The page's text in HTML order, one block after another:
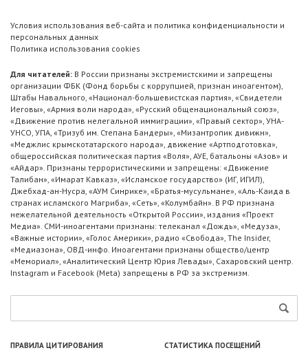
Условия использования веб-сайта и политика конфиденциальности и
персональных данных
Политика использования cookies
Для читателей: В России признаны экстремистскими и запрещены
организации ФБК (Фонд борьбы с коррупцией, признан иноагентом),
Штабы Навального, «Национал-большевистская партия», «Свидетели
Иеговы», «Армия воли народа», «Русский общенациональный союз»,
«Движение против нелегальной иммиграции», «Правый сектор», УНА-
УНСО, УПА, «Тризуб им. Степана Бандеры», «Мизантропик дивижн»,
«Меджлис крымскотатарского народа», движение «Артподготовка»,
общероссийская политическая партия «Воля», АУЕ, батальоны «Азов» и
«Айдар». Признаны террористическими и запрещены: «Движение
Талибан», «Имарат Кавказ», «Исламское государство» (ИГ, ИГИЛ),
Джебхад-ан-Нусра, «АУМ Синрике», «Братья-мусульмане», «Аль-Каида в
странах исламского Магриба», «Сеть», «Колумбайн». В РФ признана
нежелательной деятельность «Открытой России», издания «Проект
Медиа». СМИ-иноагентами признаны: телеканал «Дождь», «Медуза»,
«Важные истории», «Голос Америки», радио «Свобода», The Insider,
«Медиазона», ОВД-инфо. Иноагентами признаны общество/центр
«Мемориал», «Аналитический Центр Юрия Левады», Сахаровский центр.
Instagram и Facebook (Metа) запрещены в РФ за экстремизм.
ПРАВИЛА ЦИТИРОВАНИЯ СТАТИСТИКА ПОСЕЩЕНИЙ